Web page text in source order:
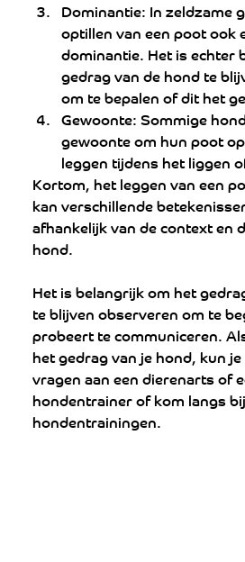
Dominantie: In zeldzame
optillen van een poot ook
dominantie. Het is echter
gedrag van de hond te
om te bepalen of dit het
Gewoonte: Sommige
gewoonte om hun poot
leggen tijdens het liggen
Kortom, het leggen van een
kan verschillende
afhankelijk van de context en
hond.
Het is belangrijk om het
te blijven observeren om te
probeert te communiceren.
het gedrag van je hond, kun
vragen aan een dierenarts of
hondentrainer of kom langs bij
hondentrainingen.